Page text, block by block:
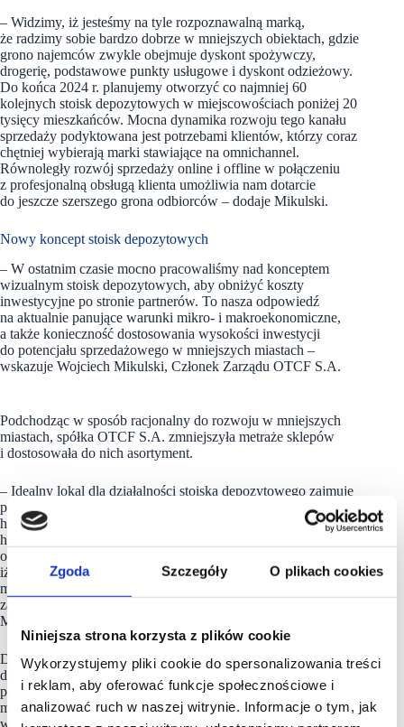
Zgoda Szczegóły O plikach cookies
Niniejsza strona korzysta z plików cookie
Wykorzystujemy pliki cookie do spersonalizowania treści
i reklam, aby oferować funkcje społecznościowe i
analizować ruch w naszej witrynie. Informacje o tym, jak
– Widzimy, iż jesteśmy na tyle rozpoznawalną marką,
że radzimy sobie bardzo dobrze w mniejszych obiektach, gdzie
grono najemców zwykle obejmuje dyskont spożywczy,
drogerię, podstawowe punkty usługowe i dyskont odzieżowy.
Do końca 2024 r. planujemy otworzyć co najmniej 60
kolejnych stoisk depozytowych w miejscowościach poniżej 20
tysięcy mieszkańców. Mocna dynamika rozwoju tego kanału
sprzedaży podyktowana jest potrzebami klientów, którzy coraz
chętniej wybierają marki stawiające na omnichannel.
Równoległy rozwój sprzedaży online i offline w połączeniu
z profesjonalną obsługą klienta umożliwia nam dotarcie
do jeszcze szerszego grona odbiorców – dodaje Mikulski.
Nowy koncept stoisk depozytowych
– W ostatnim czasie mocno pracowaliśmy nad konceptem
wizualnym stoisk depozytowych, aby obniżyć koszty
inwestycyjne po stronie partnerów. To nasza odpowiedź
na aktualnie panujące warunki mikro- i makroekonomiczne,
a także konieczność dostosowania wysokości inwestycji
do potencjału sprzedażowego w mniejszych miastach –
wskazuje Wojciech Mikulski, Członek Zarządu OTCF S.A.
Podchodząc w sposób racjonalny do rozwoju w mniejszych
miastach, spółka OTCF S.A. zmniejszyła metraże sklepów
i dostosowała do nich asortyment.
– Idealny lokal dla działalności stoiska depozytowego zajmuje
powierzchnię ok. 150 mkw. i jest zlokalizowany w parku
handlowym, mniejszym obiekcie handlowym czy „przy ulicy
handlowej”. Staramy się być elastyczni i zawsze szukać
optymalnych w danym momencie rozwiązań. Widzimy,
iż zagospodarowanie lokalizacji w miastach poniżej 20 tysięcy
mieszkańców powinno być odpowiedzią na zmiany
zachodzące obecnie na rynku retailowym – podkreśla
Mikulski.
Do koordynacji projektu został dedykowany bardzo
doświadczony zespół ekspertów w dziedzinie rozwoju sieci
partnerskiej/franczyzowej. Za ekspansję OTCF w mniejszych
miastach i rozwój nowego konceptu retailowego, powstałego
w odpowiedzi na aktualne trendy rynkowe, odpowiedzialni